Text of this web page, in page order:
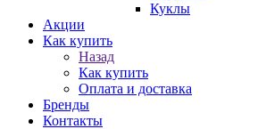
Куклы
Акции
Как купить
Назад
Как купить
Оплата и доставка
Бренды
Контакты